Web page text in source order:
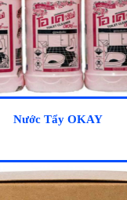
Nước Tẩy OKAY